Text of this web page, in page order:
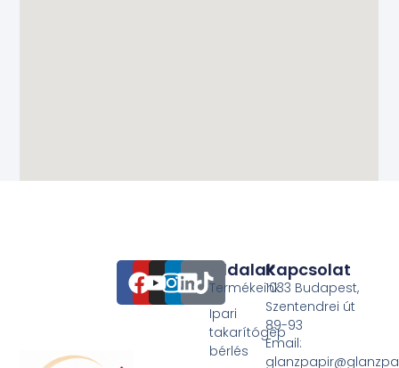
Oldalak
Termékeink
Ipari
takarítógép
bérlés
Kapcsolat
1033 Budapest,
Szentendrei út
89-93
Email: